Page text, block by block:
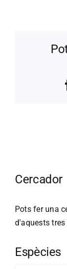
Cercador
Pots fer una
d'aquests
Espècies